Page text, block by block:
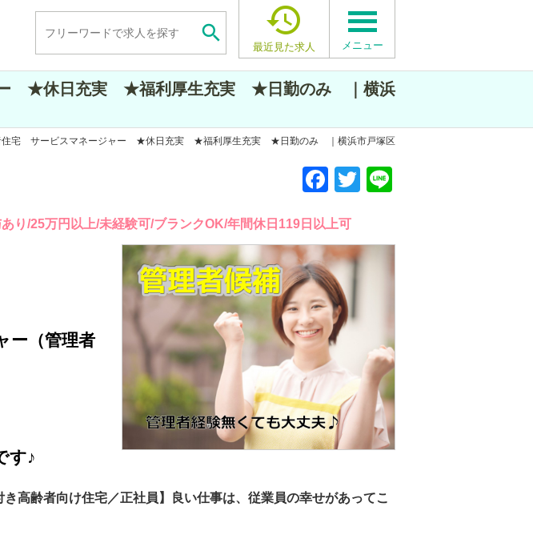
 
最近見た求人 メニュー
ャー ★休日充実 ★福利厚生充実 ★日勤のみ ｜横浜
者住宅 サービスマネージャー ★休日充実 ★福利厚生充実 ★日勤のみ ｜横浜市戸塚区
り/25万円以上/未経験可/ブランクOK/年間休日119日以上可
F
c
e
b
o
o
k
T
er
ー（管理者
す♪
き高齢者向け住宅／正社員】良い仕事は、従業員の幸せがあってこ